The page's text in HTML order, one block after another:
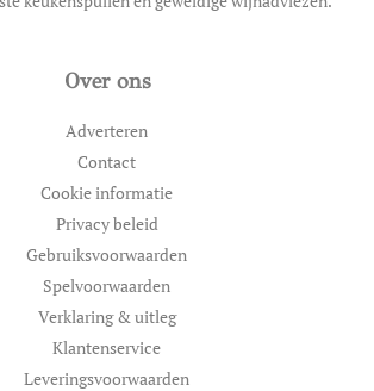
Over ons
Adverteren
Contact
Cookie informatie
Privacy beleid
Gebruiksvoorwaarden
Spelvoorwaarden
Verklaring & uitleg
Klantenservice
Leveringsvoorwaarden